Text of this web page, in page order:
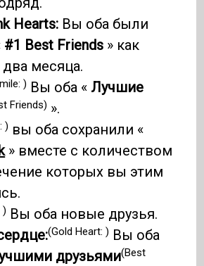
Hearts: Вы оба были
#1 Best Friends » как
месяца.
) Вы оба « Лучшие
Friends) ».
) вы оба сохранили «
» вместе с количеством
которых вы этим
) Вы оба новые друзья.
(Gold Heart: ) Вы оба
друзьями(Best